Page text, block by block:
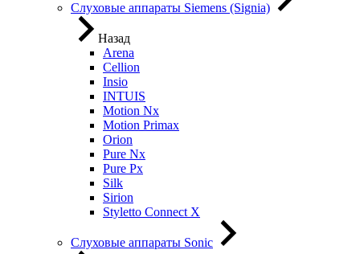
Слуховые аппараты Siemens (Signia)
Назад
Arena
Cellion
Insio
INTUIS
Motion Nx
Motion Primax
Orion
Pure Nx
Pure Px
Silk
Sirion
Styletto Connect X
Слуховые аппараты Sonic